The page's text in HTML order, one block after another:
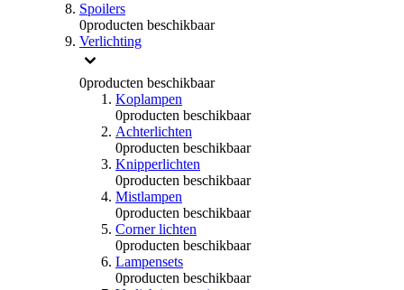
Spoilers
0producten beschikbaar
Verlichting
0producten beschikbaar
Koplampen
0producten beschikbaar
Achterlichten
0producten beschikbaar
Knipperlichten
0producten beschikbaar
Mistlampen
0producten beschikbaar
Corner lichten
0producten beschikbaar
Lampensets
0producten beschikbaar